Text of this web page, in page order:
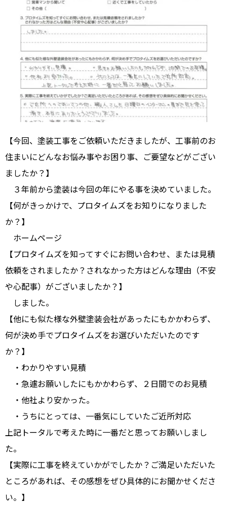
【今回、塗装工事をご依頼いただきましたが、工事前のお
住まいにどんなお悩み事やお困り事、ご要望などがござい
ましたか？】
３年前から塗装は今回の年にやる事を決めていました。
【何がきっかけで、プロタイムズをお知りになりました
か？】
ホームページ
【プロタイムズを知ってすぐにお問い合わせ、または見積
依頼をされましたか？されなかった方はどんな理由（不安
や心配事）がございましたか？】
しました。
【他にも似た様な外壁塗装会社があったにもかかわらず、
何が決め手でプロタイムズをお選びいただいたのです
か？】
・わかりやすい見積
・急遽お願いしたにもかかわらず、２日間でのお見積
・他社より安かった。
・うちにとっては、一番気にしていたご近所対応
上記トータルで考えた時に一番だと思ってお願いしまし
た。
【実際に工事を終えていかがでしたか？ご満足いただいた
ところがあれば、その感想をぜひ具体的にお聞かせくださ
い。】